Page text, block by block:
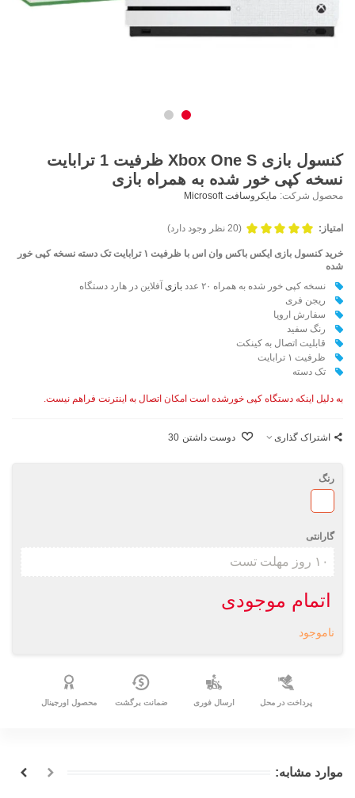
کنسول بازی Xbox One S ظرفیت 1 ترابایت
نسخه کپی خور شده به همراه بازی
محصول شرکت: مایکروسافت Microsoft
امتیاز: (20 نظر وجود دارد)
خرید کنسول بازی ایکس باکس وان اس با ظرفیت ۱ ترابایت تک دسته نسخه کپی خور
شده
نسخه کپی خور شده به همراه ۲۰ عدد
بازی آفلاین در هارد دستگاه
ریجن فری
سفارش اروپا
رنگ سفید
قابلیت اتصال به کینکت
ظرفیت ۱ ترابایت
تک دسته
به دلیل اینکه دستگاه کپی خورشده است امکان اتصال به اینترنت فراهم نیست.
اشتراک گذاری دوست داشتن 30
رنگ
سفید
گارانتی
اتمام موجودی
ناموجود
پرداخت در محل ارسال فوری ضمانت برگشت محصول اورجینال
موارد مشابه: